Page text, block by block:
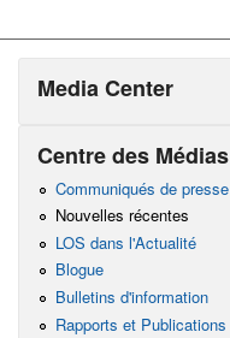
Media Center
Centre des Médias
Communiqués de presse
Nouvelles récentes
LOS dans l'Actualité
Blogue
Bulletins d'information
Rapports et Publications